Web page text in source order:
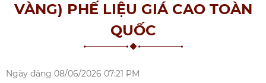
VÀNG) PHẾ LIỆU GIÁ CAO TOÀN
QUỐC
Ngày đăng 08/06/2026 07:21 PM